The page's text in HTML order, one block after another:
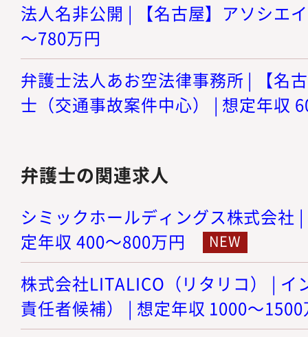
法人名非公開 | 【名古屋】アソシエ
～780万円
弁護士法人あお空法律事務所 | 【名
士（交通事故案件中心） | 想定年収
弁護士の関連求人
シミックホールディングス株式会社
定年収 400～800万円
株式会社LITALICO（リタリコ） | イ
責任者候補） | 想定年収 1000～